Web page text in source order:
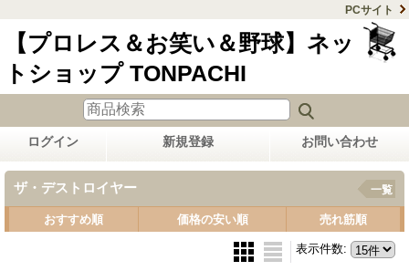
PCサイト
【プロレス＆お笑い＆野球】ネッ
トショップ TONPACHI
ログイン 新規登録 お問い合わせ
ザ・デストロイヤー 一覧
おすすめ順 価格の安い順 売れ筋順
表示件数: